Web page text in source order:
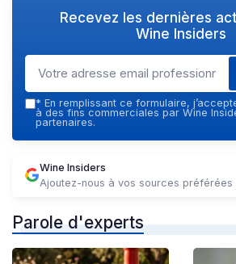
Recevez les dernières
Wine Insiders
* En remplissant ce formulaire,
à des fins commerciales par Wine
partenaires.
Wine Insiders
Ajoutez-nous à vos sources préférées
Parole d'experts